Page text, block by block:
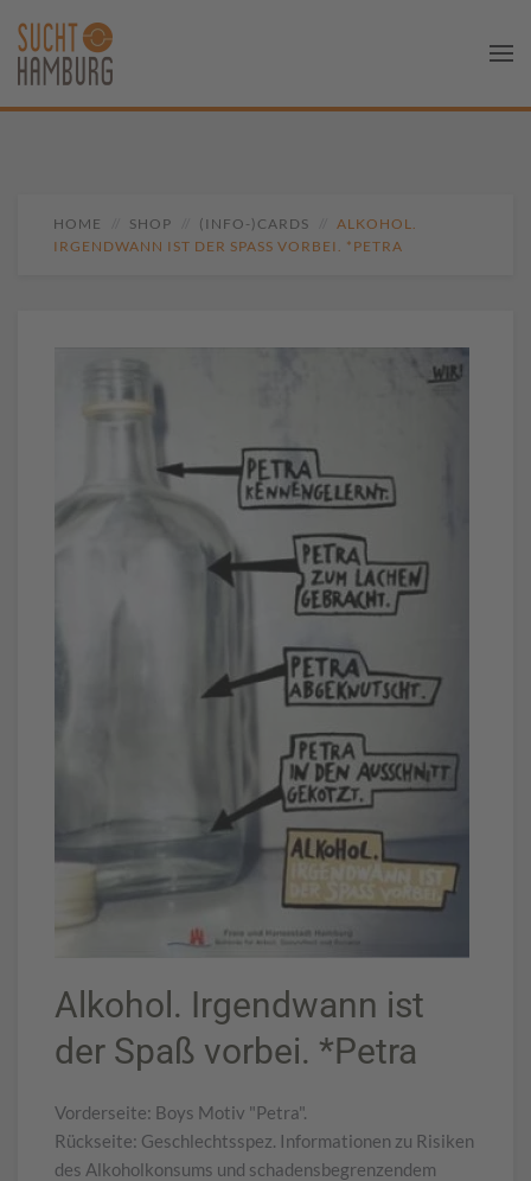
HOME SHOP (INFO-)CARDS
ALKOHOL.
IRGENDWANN IST DER SPASS VORBEI. *PETRA
Alkohol. Irgendwann ist
der Spaß vorbei. *Petra
Vorderseite: Boys Motiv "Petra".
Rückseite: Geschlechtsspez. Informationen zu Risiken
des Alkoholkonsums und schadensbegrenzendem